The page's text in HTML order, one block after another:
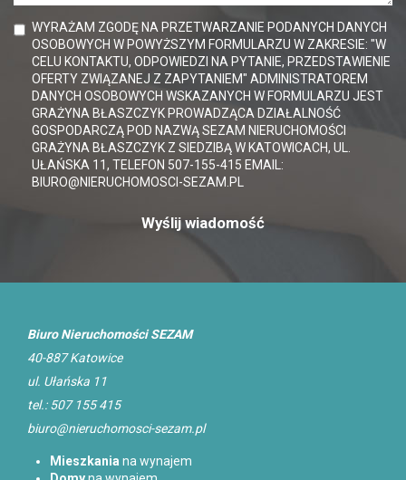
WYRAŻAM ZGODĘ NA PRZETWARZANIE PODANYCH DANYCH
OSOBOWYCH W POWYŻSZYM FORMULARZU W ZAKRESIE: "W
CELU KONTAKTU, ODPOWIEDZI NA PYTANIE, PRZEDSTAWIENIE
OFERTY ZWIĄZANEJ Z ZAPYTANIEM" ADMINISTRATOREM
DANYCH OSOBOWYCH WSKAZANYCH W FORMULARZU JEST
GRAŻYNA BŁASZCZYK PROWADZĄCA DZIAŁALNOŚĆ
GOSPODARCZĄ POD NAZWĄ SEZAM NIERUCHOMOŚCI
GRAŻYNA BŁASZCZYK Z SIEDZIBĄ W KATOWICACH, UL.
UŁAŃSKA 11, TELEFON 507-155-415 EMAIL:
BIURO@NIERUCHOMOSCI-SEZAM.PL
Biuro Nieruchomości SEZAM
40-887 Katowice
ul. Ułańska 11
tel.: 507 155 415
biuro@nieruchomosci-sezam.pl
Mieszkania na wynajem